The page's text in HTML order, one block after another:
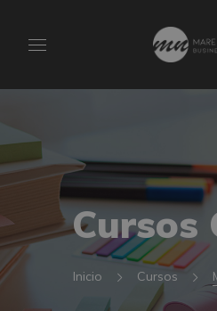
Cursos
Inicio Cursos